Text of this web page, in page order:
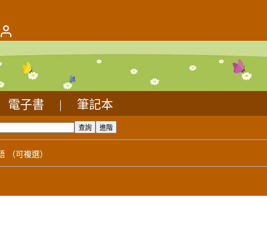
電子書 筆記本
（可複選）